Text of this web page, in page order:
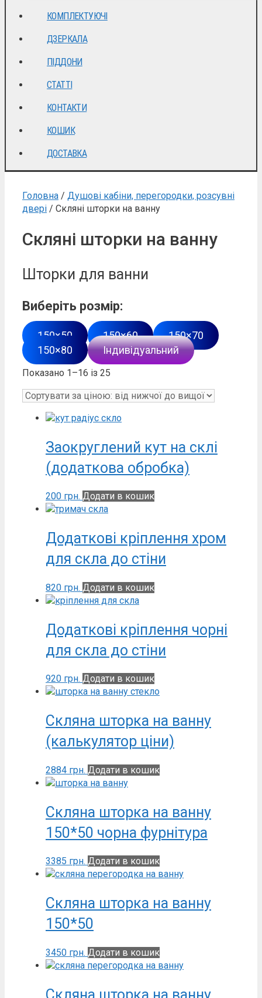
КОМПЛЕКТУЮЧІ
ДЗЕРКАЛА
ПІДДОНИ
СТАТТІ
КОНТАКТИ
КОШИК
ДОСТАВКА
Головна / Душові кабіни, перегородки, розсувні
двері / Скляні шторки на ванну
Скляні шторки на ванну
Шторки для ванни
Виберіть розмір:
150×50 150×60
150×70
150×80
Індивідуальний
Показано 1–16 із 25
ціною:
найнижчої
найвищої
Заокруглений кут на склі
(додаткова обробка)
200 грн. Додати в кошик
Додаткові кріплення хром
для скла до стіни
820 грн. Додати в кошик
Додаткові кріплення чорні
для скла до стіни
920 грн. Додати в кошик
Скляна шторка на ванну
(калькулятор ціни)
2884 грн. Додати в кошик
Скляна шторка на ванну
150*50 чорна фурнітура
3385 грн. Додати в кошик
Скляна шторка на ванну
150*50
3450 грн. Додати в кошик
Скляна шторка на ванну